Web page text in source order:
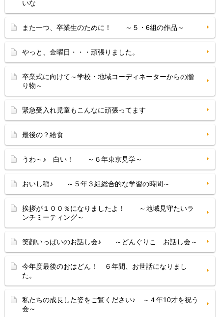
いな
また一つ、卒業生のために！ ～５・6組の作品～
やっと、金曜日・・・頑張りました。
卒業式に向けて～学校・地域コーディネーターからの贈
り物～
緊急受入れ児童もこんなに頑張ってます
最後の？給食
うわ～♪ 白い！ ～６年東京見学～
おいし稲♪ ～５年３組総合的な学習の時間～
挨拶が１００％になりましたよ！ ～地域見守たいラ
ンチミーティング～
笑顔いっぱいのお話し会♪ ～どんぐりこ お話し会～
今年度最後のおはどん！ ６年間、お世話になりまし
た。
私たちの成長した姿をご覧ください♪ ～４年10才を祝う
会～